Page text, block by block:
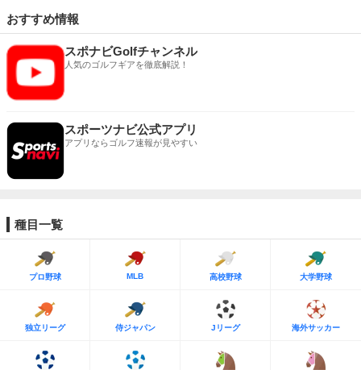
おすすめ情報
スポナビGolfチャンネル
人気のゴルフギアを徹底解説！
スポーツナビ公式アプリ
アプリならゴルフ速報が見やすい
種目一覧
プロ野球 MLB 高校野球 大学野球
独立リーグ 侍ジャパン Jリーグ 海外サッカー